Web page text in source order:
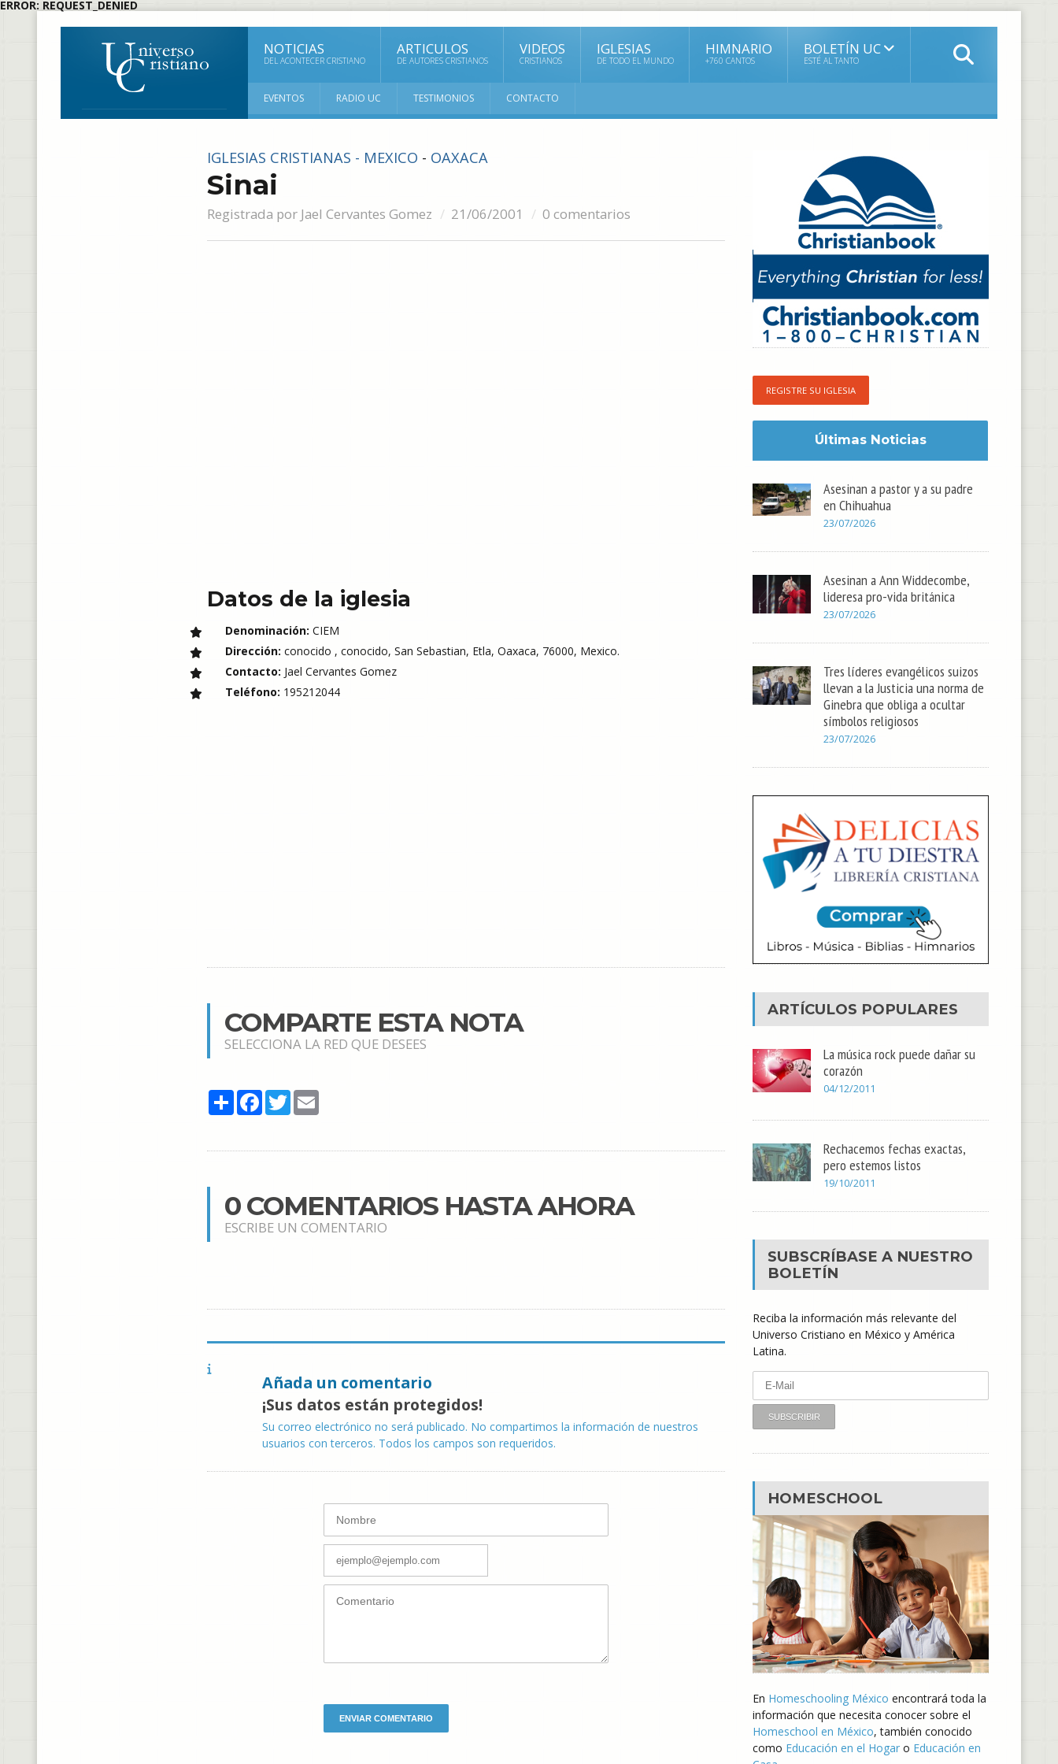
ERROR: REQUEST_DENIED
NOTICIAS
DEL ACONTECER CRISTIANO
ARTICULOS
DE AUTORES CRISTIANOS
VIDEOS
CRISTIANOS
IGLESIAS
DE TODO EL MUNDO
HIMNARIO
+760 CANTOS
BOLETÍN UC
ESTÉ AL TANTO
EVENTOS RADIO UC TESTIMONIOS CONTACTO
IGLESIAS CRISTIANAS - MEXICO - OAXACA
Sinai
Registrada por Jael Cervantes Gomez 21/06/2001 0 comentarios
Datos de la iglesia
Denominación: CIEM
Dirección: conocido , conocido, San Sebastian, Etla, Oaxaca, 76000, Mexico.
Contacto: Jael Cervantes Gomez
Teléfono: 195212044
COMPARTE ESTA NOTA
SELECCIONA LA RED QUE DESEES
ShareFacebook
TwitterEmail
0 COMENTARIOS HASTA AHORA
ESCRIBE UN COMENTARIO
Añada un comentario
¡Sus datos están protegidos!
Su correo electrónico no será publicado. No compartimos la información de nuestros
usuarios con terceros. Todos los campos son requeridos.
REGISTRE SU IGLESIA
Últimas Noticias
Asesinan a pastor y a su padre
en Chihuahua
23/07/2026
Asesinan a Ann Widdecombe,
lideresa pro-vida británica
23/07/2026
Tres líderes evangélicos suizos
llevan a la Justicia una norma de
Ginebra que obliga a ocultar
símbolos religiosos
23/07/2026
ARTÍCULOS POPULARES
La música rock puede dañar su
corazón
04/12/2011
Rechacemos fechas exactas,
pero estemos listos
19/10/2011
SUBSCRÍBASE A NUESTRO
BOLETÍN
Reciba la información más relevante del
Universo Cristiano en México y América
Latina.
HOMESCHOOL
En Homeschooling México encontrará toda la
información que necesita conocer sobre el
Homeschool en México, también conocido
como Educación en el Hogar o Educación en